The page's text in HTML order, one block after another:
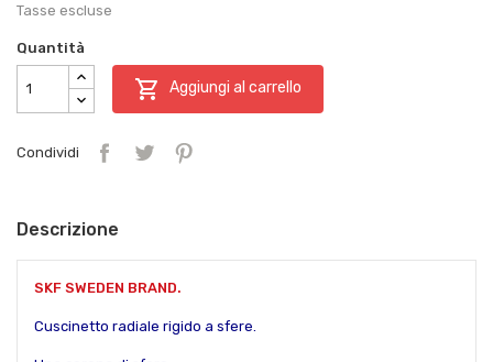
Tasse escluse
Quantità
 Aggiungi al carrello
Condividi
Descrizione
SKF SWEDEN BRAND.
Cuscinetto radiale rigido a sfere.